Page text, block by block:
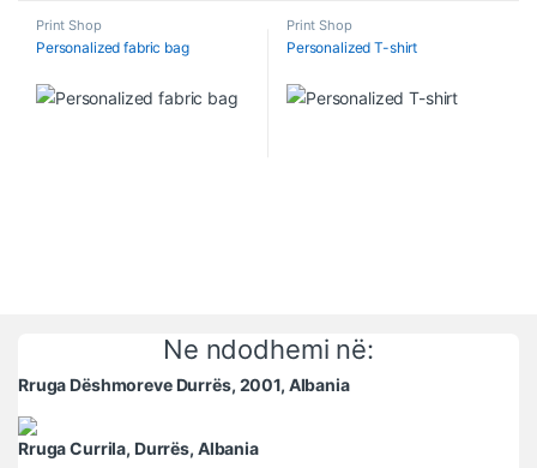
Print Shop
Personalized fabric bag
Print Shop
Personalized T-shirt
Ne ndodhemi në:
Rruga Dëshmoreve Durrës, 2001, Albania
Rruga Currila, Durrës, Albania